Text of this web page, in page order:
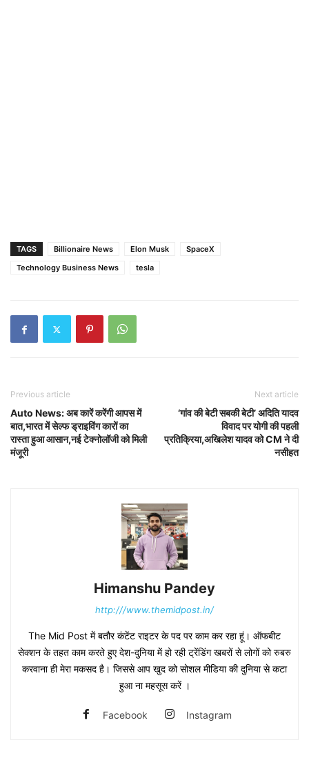
TAGS Billionaire News Elon Musk
SpaceX
Technology Business News
tesla
Previous article
Auto News: अब कारें करेंगी आपस में
बात,भारत में सेल्फ ड्राइविंग कारों का
रास्ता हुआ आसान,नई टेक्नोलॉजी को मिली
मंजूरी
Next article
‘गांव की बेटी सबकी बेटी’ अदिति यादव
विवाद पर योगी की पहली
प्रतिक्रिया,अखिलेश यादव को CM ने दी
नसीहत
Himanshu Pandey
http:///www.themidpost.in/
The Mid Post में बतौर कंटेंट राइटर के पद पर काम कर रहा हूं। ऑफबीट
सेक्शन के तहत काम करते हुए देश-दुनिया में हो रही ट्रेंडिंग खबरों से लोगों को रुबरु
करवाना ही मेरा मकसद है। जिससे आप खुद को सोशल मीडिया की दुनिया से कटा
हुआ ना महसूस करें ।
Facebook Instagram